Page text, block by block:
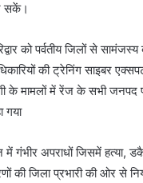
सकें।
को पर्वतीय जिलों से सामंजस्य
की ट्रेनिंग साइबर
के मामलों में रेंज के सभी जनपद
गया
गंभीर अपराधों जिसमें हत्या,
की जिला प्रभारी की ओर से